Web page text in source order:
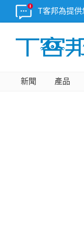
T客邦為提
新聞 產品